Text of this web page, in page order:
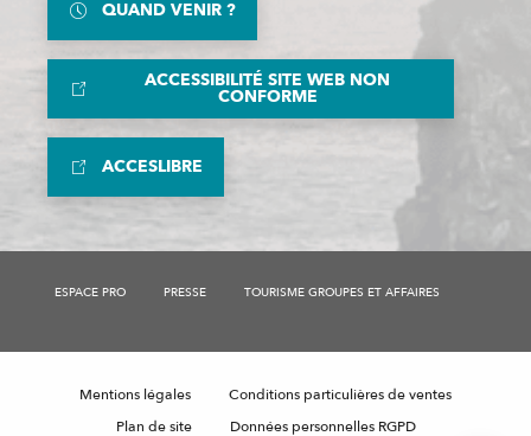
QUAND VENIR ?
ACCESSIBILITÉ SITE WEB NON
CONFORME
ACCESLIBRE
ESPACE PRO PRESSE TOURISME GROUPES ET AFFAIRES
Mentions légales
Conditions particulières de ventes
Plan de site
Données personnelles RGPD